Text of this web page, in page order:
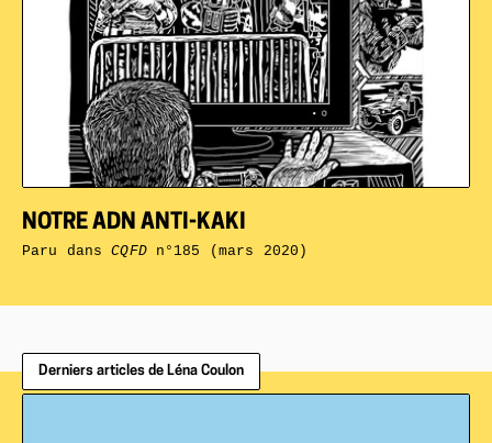
NOTRE ADN ANTI-KAKI
Paru dansCQFDn°185 (mars 2020)
Derniers articles de Léna Coulon